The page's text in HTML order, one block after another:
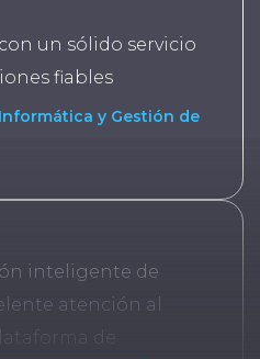
un sólido servicio
fiables
y Gestión de
inteligente de
atención al